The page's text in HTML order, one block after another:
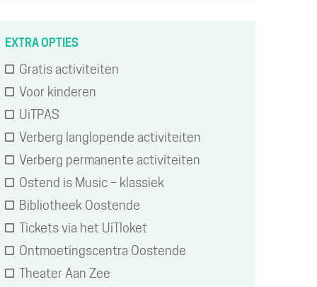
EXTRA OPTIES
Gratis activiteiten
Voor kinderen
UiTPAS
Verberg langlopende activiteiten
Verberg permanente activiteiten
Ostend is Music – klassiek
Bibliotheek Oostende
Tickets via het UiTloket
Ontmoetingscentra Oostende
Theater Aan Zee